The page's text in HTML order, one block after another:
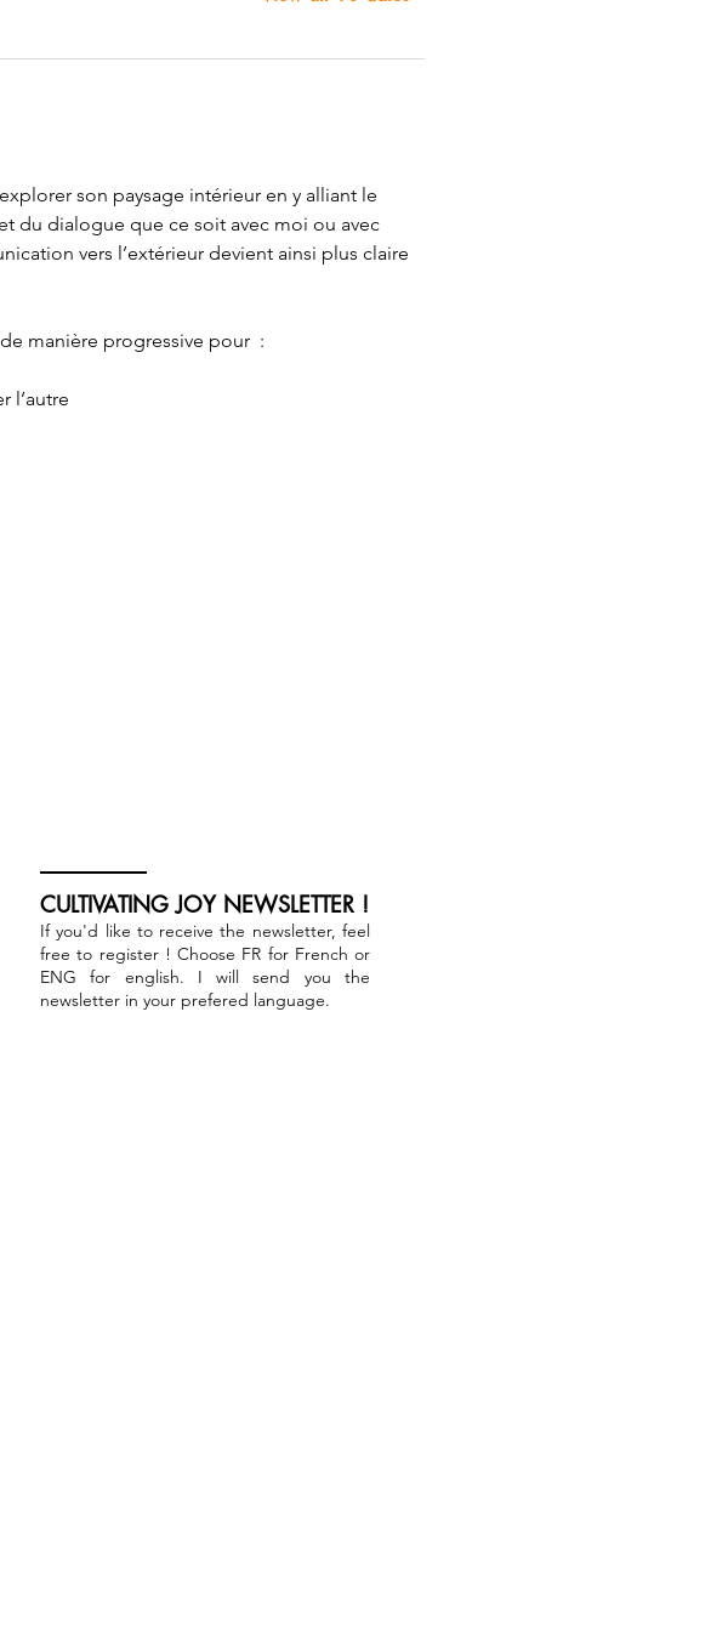
son paysage intérieur en y alliant le
du dialogue que ce soit avec moi ou avec
vers l’extérieur devient ainsi plus claire
manière progressive pour  :
l’autre
CULTIVATING JOY NEWSLETTER !
If you'd like to receive the newsletter, feel
free to register ! Choose FR for French or
ENG for english. I will send you the
newsletter in your prefered language.